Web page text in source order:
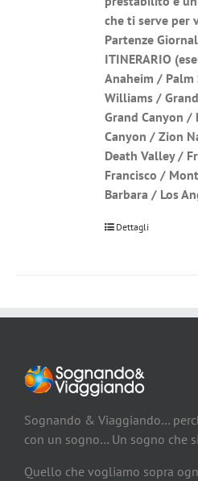
che ti serve per
Partenze
ITINERARIO
Anaheim /
Williams /
Grand Canyon /
Canyon / Zion
Death Valley /
Francisco /
Barbara / Los
Dettagli
Sognando & Viaggiando…
con un sogno… Un sogno che
Quello che vogliamo sopra